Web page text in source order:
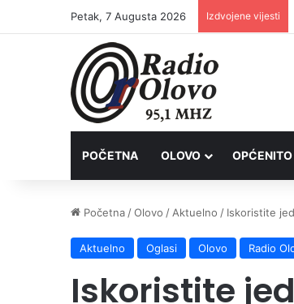
Petak, 7 Augusta 2026 Izdvojene vijesti
POČETNA OLOVO OPĆENITO
Početna /Olovo / Aktuelno / Iskoristite
Aktuelno Oglasi Olovo Radio
Iskoristite